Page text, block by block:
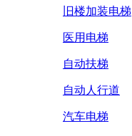
旧楼加装电梯
医用电梯
自动扶梯
自动人行道
汽车电梯